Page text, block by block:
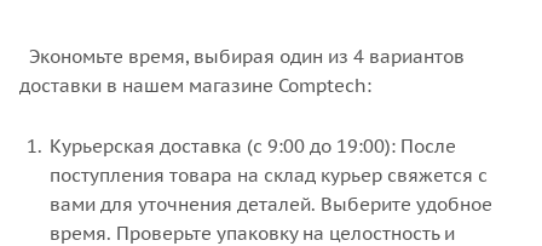
Экономьте время, выбирая один из 4 вариантов
доставки в нашем магазине Comptech:
Курьерская доставка (с 9:00 до 19:00): После
поступления товара на склад курьер свяжется с
вами для уточнения деталей. Выберите удобное
время. Проверьте упаковку на целостность и